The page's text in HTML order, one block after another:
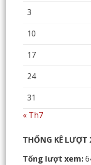
3
10
17
24
31
« Th7
THỐNG KÊ LƯỢT
Tổng lượt xem: